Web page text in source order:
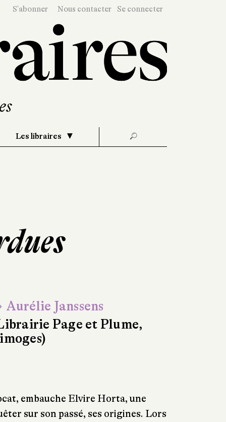
S'abonner Nous contacter Se connecter
Les libraires 🔎
Janssens
Page et Plume,
embauche Elvire Horta, une
sur son passé, ses origines. Lors